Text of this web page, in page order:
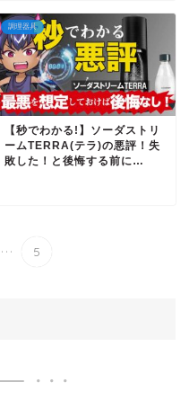
調理器具
【秒でわかる!】ソーダストリ
ームTERRA(テラ)の悪評！失
敗した！と後悔する前に…
... 5